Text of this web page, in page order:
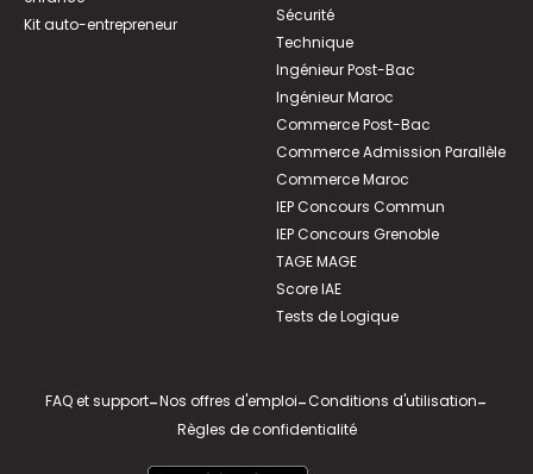
Kit auto-entrepreneur
Sécurité
Technique
Ingénieur Post-Bac
Ingénieur Maroc
Commerce Post-Bac
Commerce Admission Parallèle
Commerce Maroc
IEP Concours Commun
IEP Concours Grenoble
TAGE MAGE
Score IAE
Tests de Logique
FAQ et support-Nos offres d'emploi-Conditions d'utilisation-
Règles de confidentialité